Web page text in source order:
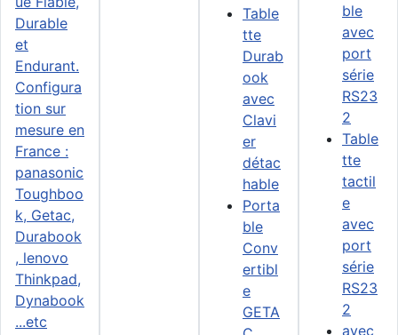
Table
tte
Durab
ook
avec
Clavi
er
détac
hable
Porta
ble
Conv
ertibl
e
GETA
ble
avec
port
série
RS23
2
Table
tte
tactil
e
avec
port
série
RS23
2
avec